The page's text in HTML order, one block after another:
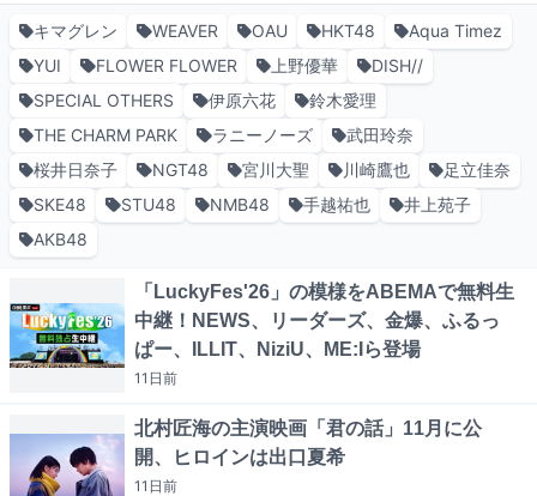
キマグレン WEAVER OAU HKT48
Aqua Timez
YUI
FLOWER FLOWER 上野優華
DISH//
SPECIAL OTHERS
伊原六花
鈴木愛理
THE CHARM PARK
ラニーノーズ
武田玲奈
桜井日奈子
NGT48 宮川大聖 川崎鷹也
足立佳奈
SKE48
STU48 NMB48 手越祐也
井上苑子
AKB48
「LuckyFes'26」の模様をABEMAで無料生
中継！NEWS、リーダーズ、金爆、ふるっ
ぱー、ILLIT、NiziU、ME:Iら登場
11日前
北村匠海の主演映画「君の話」11月に公
開、ヒロインは出口夏希
11日前